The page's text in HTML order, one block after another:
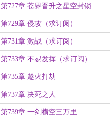
第727章 苍界晋升之星空封锁
第729章 侵攻（求订阅）
第731章 激战（求订阅）
第733章 不易发挥（求订阅）
第735章 趁火打劫
第737章 决死之人
第739章 一剑横空三万里